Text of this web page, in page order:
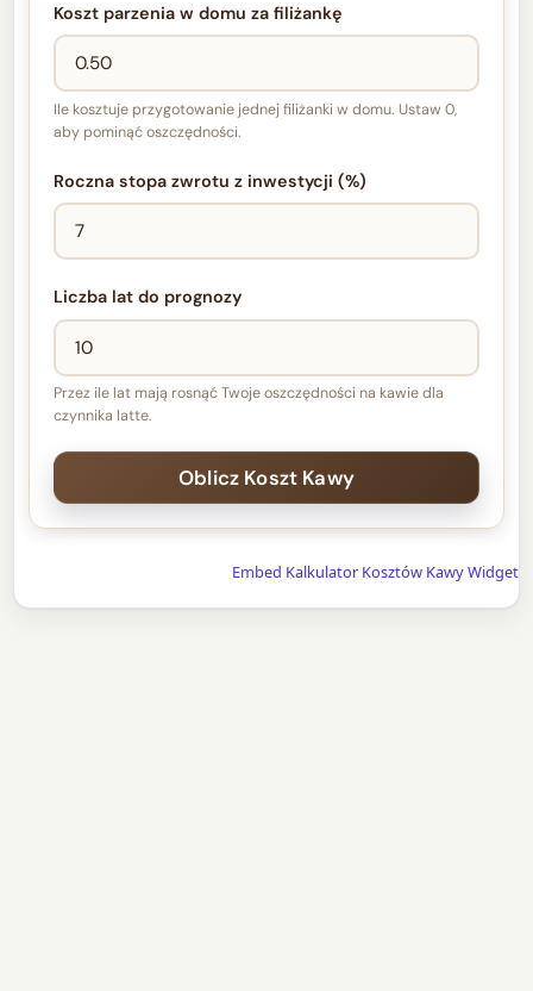
Koszt parzenia w domu za filiżankę
Ile kosztuje przygotowanie jednej filiżanki w domu. Ustaw 0,
aby pominąć oszczędności.
Roczna stopa zwrotu z inwestycji (%)
Liczba lat do prognozy
Przez ile lat mają rosnąć Twoje oszczędności na kawie dla
czynnika latte.
Embed Kalkulator Kosztów Kawy Widget